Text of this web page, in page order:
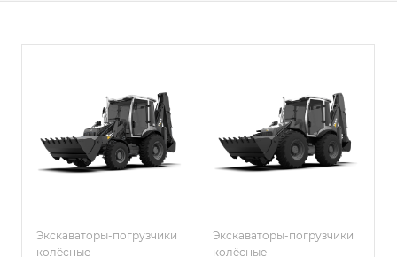
Экскаваторы-погрузчики
колёсные
Экскаваторы-погрузчики
колёсные